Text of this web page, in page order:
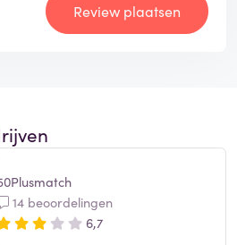
Review plaatsen
14 beoordelingen
6,7